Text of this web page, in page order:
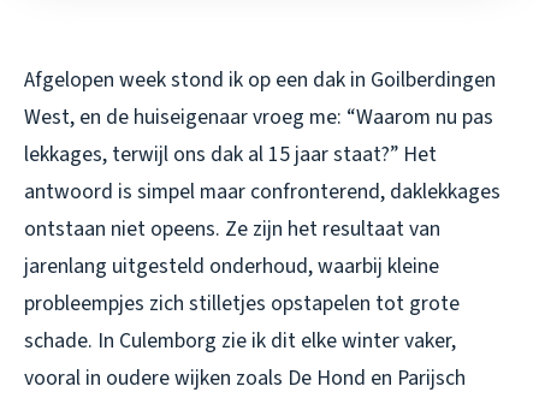
Afgelopen week stond ik op een dak in Goilberdingen
West, en de huiseigenaar vroeg me: “Waarom nu pas
lekkages, terwijl ons dak al 15 jaar staat?” Het
antwoord is simpel maar confronterend, daklekkages
ontstaan niet opeens. Ze zijn het resultaat van
jarenlang uitgesteld onderhoud, waarbij kleine
probleempjes zich stilletjes opstapelen tot grote
schade. In Culemborg zie ik dit elke winter vaker,
vooral in oudere wijken zoals De Hond en Parijsch